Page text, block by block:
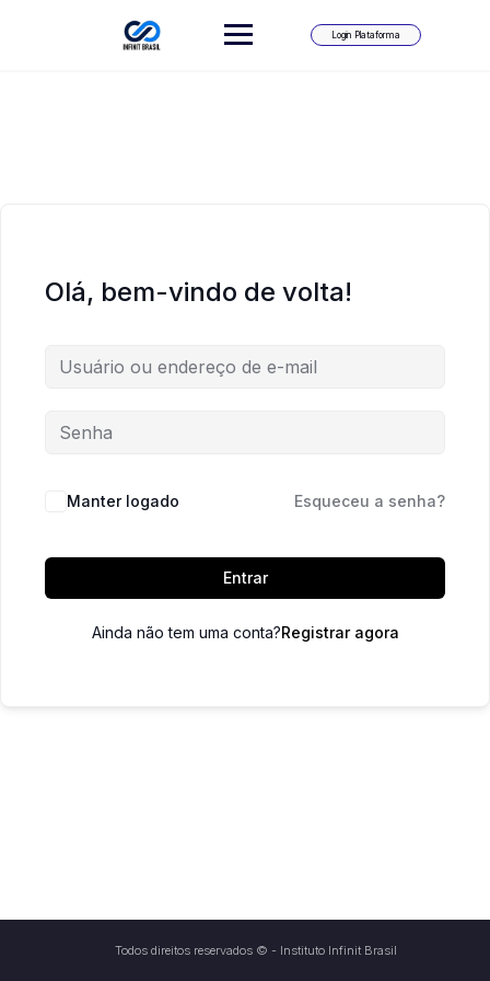
Login Plataforma
Olá, bem-vindo de volta!
Manter logado Esqueceu a senha?
Entrar
Ainda não tem uma conta?Registrar agora
Todos direitos reservados © - Instituto Infinit Brasil